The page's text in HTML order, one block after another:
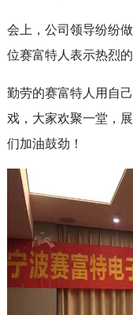
会上，公司领导纷纷
位赛富特人表示热烈的
勤劳的赛富特人用自
戏，大家欢聚一堂，
们加油鼓劲！